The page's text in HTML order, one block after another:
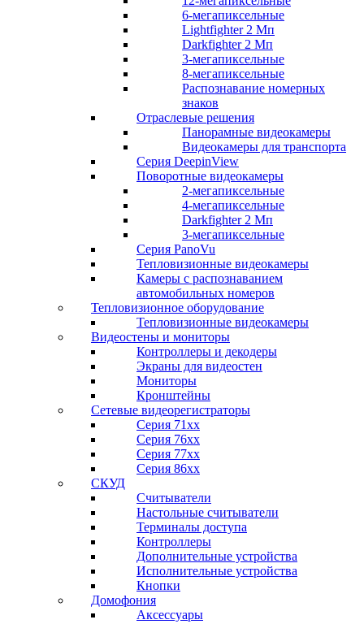
6-мегапиксельные
Lightfighter 2 Мп
Darkfighter 2 Мп
3-мегапиксельные
8-мегапиксельные
Распознавание номерных
знаков
Отраслевые решения
Панорамные видеокамеры
Видеокамеры для транспорта
Серия DeepinView
Поворотные видеокамеры
2-мегапиксельные
4-мегапиксельные
Darkfighter 2 Мп
3-мегапиксельные
Серия PanoVu
Тепловизионные видеокамеры
Камеры с распознаванием
автомобильных номеров
Тепловизионное оборудование
Тепловизионные видеокамеры
Видеостены и мониторы
Контроллеры и декодеры
Экраны для видеостен
Мониторы
Кронштейны
Сетевые видеорегистраторы
Серия 71xx
Серия 76xx
Серия 77хх
Серия 86хх
СКУД
Считыватели
Настольные считыватели
Терминалы доступа
Контроллеры
Дополнительные устройства
Исполнительные устройства
Кнопки
Домофония
Аксессуары